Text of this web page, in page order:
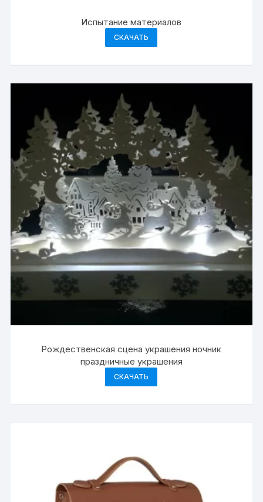
Испытание материалов
СКАЧАТЬ
Рождественская сцена украшения ночник
праздничные украшения
СКАЧАТЬ